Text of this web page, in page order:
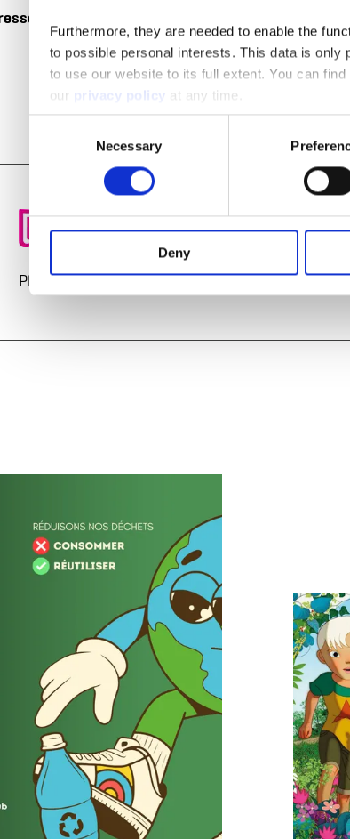
Furthermore, they are needed to enable the
to possible personal interests. This data is
to use our website to its full extent. You can
our privacy policy at any time.
Necessary
Deny
38, Avenue Charlotte
L-4530 Differdange
Afficher sur la carte
Planifier l’itinéraire